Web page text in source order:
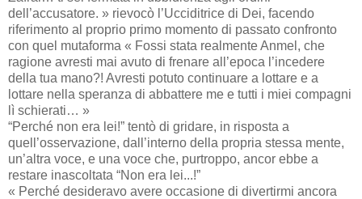
dell’accusatore. » rievocò l’Ucciditrice di Dei, facendo
riferimento al proprio primo momento di passato confronto
con quel mutaforma « Fossi stata realmente Anmel, che
ragione avresti mai avuto di frenare all’epoca l’incedere
della tua mano?! Avresti potuto continuare a lottare e a
lottare nella speranza di abbattere me e tutti i miei compagni
lì schierati… »
“Perché non era lei!” tentò di gridare, in risposta a
quell’osservazione, dall’interno della propria stessa mente,
un’altra voce, e una voce che, purtroppo, ancor ebbe a
restare inascoltata “Non era lei...!”
« Perché desideravo avere occasione di divertirmi ancora